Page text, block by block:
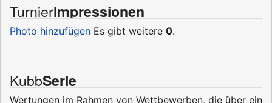
TurnierImpressionen
Photo hinzufügen Es gibt weitere 0.
KubbSerie
Wertungen im Rahmen von Wettbewerben, die über ein